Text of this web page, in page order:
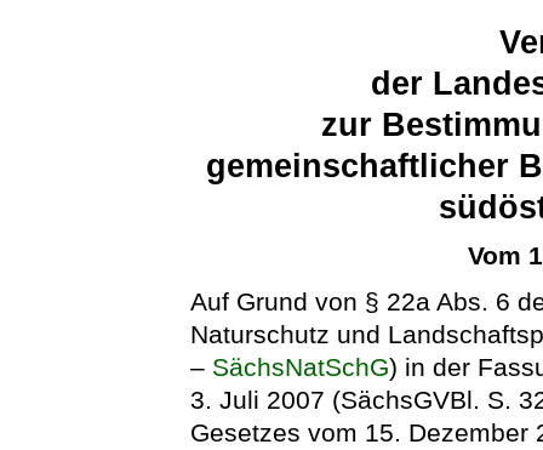
der
zur
gemeinschaftlicher
Vom
Auf Grund von § 22a Abs. 6
Naturschutz und
– SächsNatSchG) in der
3. Juli 2007 (SächsGVBl. S.
Gesetzes vom 15. Dezember